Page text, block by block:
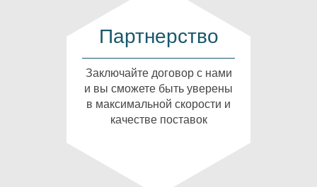
Партнерство
Заключайте договор с нами
и вы сможете быть уверены
в максимальной скорости и
качестве поставок